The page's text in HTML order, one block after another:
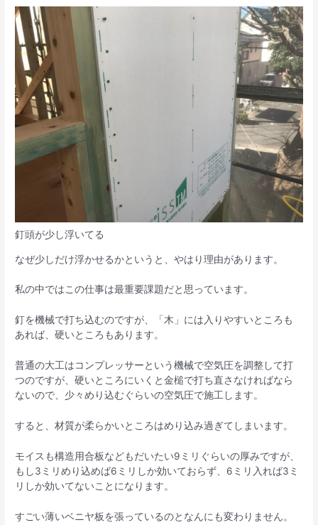
釘頭が少し浮いてる
なぜ少しだけ浮かせるかというと、やはり理由があります。
私の中ではこの仕事は最重要課題だと思っています。
釘を機械で打ち込むのですが、「木」には入りやすいところも
あれば、硬いところもあります。
普通の大工はコンプレッサーという機械で空気圧を調整して打
つのですが、硬いところにいくと金槌で打ち直さなければなら
ないので、少々めり込むぐらいの空気圧で施工します。
すると、材質が柔らかいところはめり込み過ぎてしまいます。
モイスも構造用合板などもだいたい9ミリぐらいの厚みですが、
もし3ミリめり込めば6ミリしか効いておらず、6ミリ入れば3ミ
リしか効いてないことになります。
すごい薄いベニヤ板を張っているのとなんにも変わりません。